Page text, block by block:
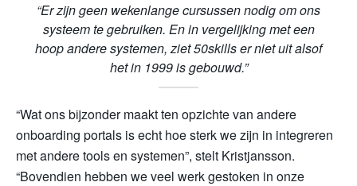
“Er zijn geen wekenlange cursussen nodig om ons
systeem te gebruiken. En in vergelijking met een
hoop andere systemen, ziet 50skills ernietuit alsof
het in 1999 is gebouwd.”
“Wat ons bijzonder maakt ten opzichte van andere
onboarding portals is echt hoe sterk we zijn in integreren
met andere tools en systemen”, stelt Kristjansson.
“Bovendien hebben we veel werk gestoken in onze